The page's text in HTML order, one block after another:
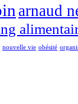
arnaud
nouvelle vie obésité